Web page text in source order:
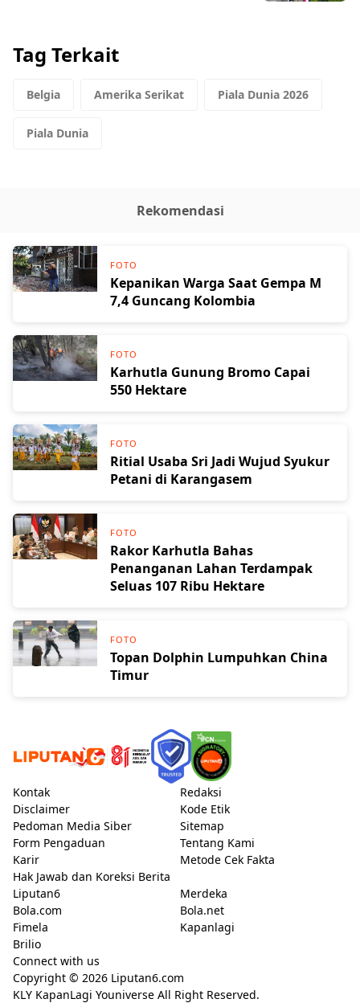
Tag Terkait
Belgia Amerika Serikat Piala Dunia 2026
Piala Dunia
Rekomendasi
FOTO
Kepanikan Warga Saat Gempa M
7,4 Guncang Kolombia
FOTO
Karhutla Gunung Bromo Capai
550 Hektare
FOTO
Ritial Usaba Sri Jadi Wujud Syukur
Petani di Karangasem
FOTO
Rakor Karhutla Bahas
Penanganan Lahan Terdampak
Seluas 107 Ribu Hektare
FOTO
Topan Dolphin Lumpuhkan China
Timur
Kontak
Redaksi
Disclaimer
Kode Etik
Pedoman Media Siber
Sitemap
Form Pengaduan
Tentang Kami
Karir
Metode Cek Fakta
Hak Jawab dan Koreksi Berita
Liputan6
Merdeka
Bola.com
Bola.net
Fimela
Kapanlagi
Brilio
Connect with us
Copyright © 2026 Liputan6.com
KLY KapanLagi Youniverse All Right Reserved.